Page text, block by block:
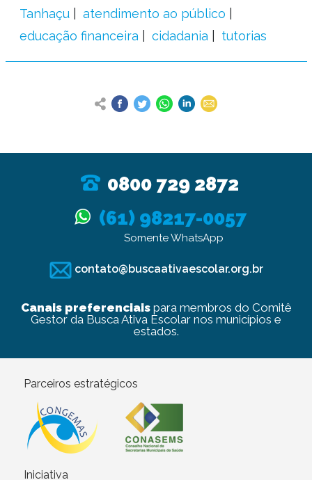
Tanhaçu
atendimento ao público
educação financeira
cidadania tutorias
0800 729 2872
(61) 98217-0057
Somente WhatsApp
contato@buscaativaescolar.org.br
Canais preferenciaispara membros do Comitê
Gestor da Busca Ativa Escolar nos municípios e
estados.
Parceiros estratégicos
Iniciativa